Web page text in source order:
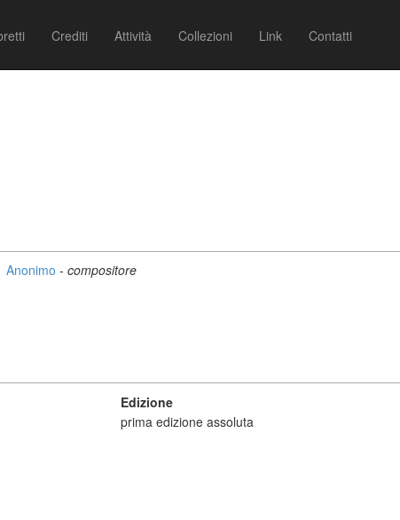
Crediti Attività Collezioni Link Contatti
Anonimo - compositore
Edizione
prima edizione assoluta